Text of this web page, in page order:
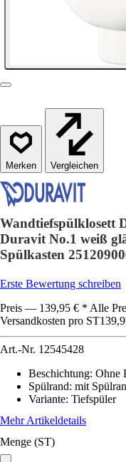
Vergleichen
Wandtiefspülklosett
Duravit No.1 weiß
Spülkasten
Erste Bewertung schreiben
Preis — 139,95 € * Alle
Versandkosten pro ST
Art.-Nr. 12545428
Beschichtung: Ohne
Spülrand: mit
Variante: Tiefspüler
Mehr Artikeldetails
Menge (ST)